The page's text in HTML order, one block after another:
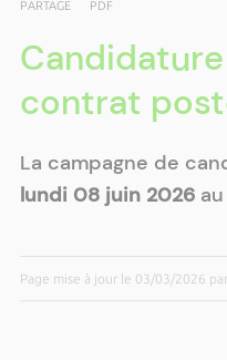
PARTAGE PDF
contrat
La campagne de
lundi 08 juin 2026 au
Page mise à jour le 03/03/2026 par